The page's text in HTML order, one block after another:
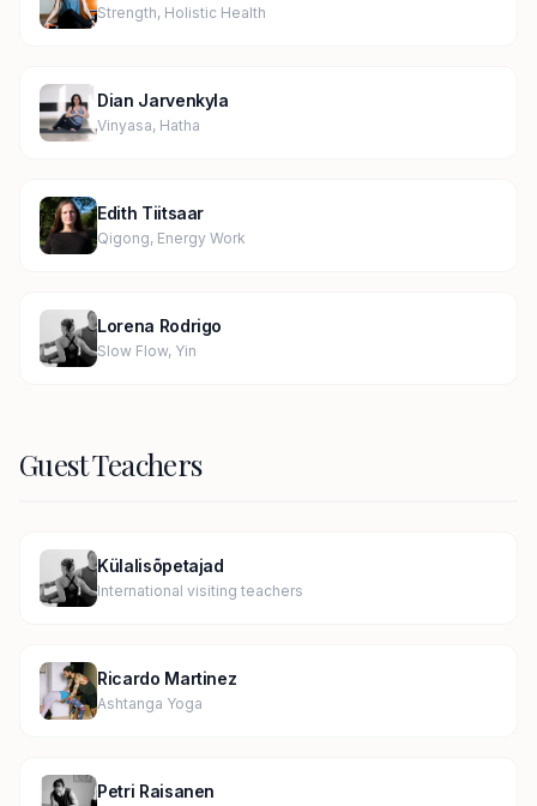
Strength, Holistic Health
Dian Jarvenkyla
Vinyasa, Hatha
Edith Tiitsaar
Qigong, Energy Work
Lorena Rodrigo
Slow Flow, Yin
Guest Teachers
Külalisõpetajad
International visiting teachers
Ricardo Martinez
Ashtanga Yoga
Petri Raisanen